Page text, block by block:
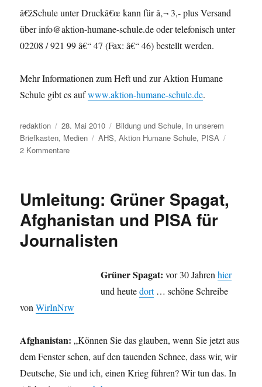
â€žSchule unter Druckâ€œ kann für â‚¬ 3,- plus Versand
über info@aktion-humane-schule.de oder telefonisch unter
02208 / 921 99 â€“ 47 (Fax: â€“ 46) bestellt werden.
Mehr Informationen zum Heft und zur Aktion Humane
Schule gibt es aufwww.aktion-humane-schule.de.
Autor
redaktion
Veröffentlicht
am
28. Mai 2010 Kategorien
Bildung und Schule, In unserem
Briefkasten, Medien Schlagwörter
AHS,Aktion Humane Schule, PISA
2 Kommentarezu
–
Argumente
jenseits
des
Mainstreams
Umleitung: Grüner Spagat,
Afghanistan und PISA für
Journalisten
Grüner Spagat: vor 30 Jahrenhier
und heutedort… schöne Schreibe
vonWirInNrw
Afghanistan: „Können Sie das glauben, wenn Sie jetzt aus
dem Fenster sehen, auf den tauenden Schnee, dass wir, wir
Deutsche, Sie und ich, einen Krieg führen? Wir tun das. In